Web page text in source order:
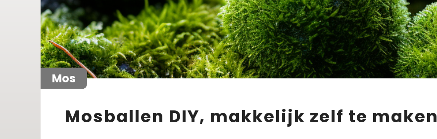
Mos
Mosballen DIY, makkelijk zelf te maken